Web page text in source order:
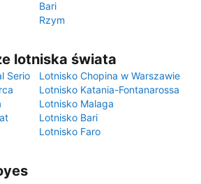
Bari
Rzym
lotniska świata
Serio
Lotnisko Chopina w Warszawie
Lotnisko Katania-Fontanarossa
Lotnisko Malaga
Lotnisko Bari
Lotnisko Faro